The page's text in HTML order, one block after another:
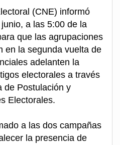
(CNE) informó
a las 5:00 de la
que las agrupaciones
en la segunda vuelta de
adelanten la
electorales a través
de Postulación y
Electorales.
a las dos campañas
la presencia de